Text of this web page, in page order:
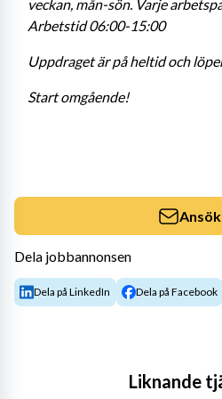
veckan, mån-sön. Varje
Arbetstid 06:00-15:00
Uppdraget är på heltid och
Start omgående!
Dela jobbannonsen
Dela på LinkedIn Dela på Facebook
Liknande